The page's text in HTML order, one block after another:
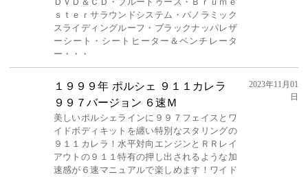
ｓｔｅｒサラウンドシステム・パノラミック
スライディングルーフ・ブラックナッパレザ
ーシート・シートヒーター＆ベンチレータ
ー・・・
１９９９年 ポルシェ ９１１カレラ
９９７バージョン ６速Ｍ
美しいポルシェラインに９９７フェイスとワ
イドボディキットを纏い特別なスタリングの
９１１カレラ！水平対向エンジンとＲＲレイ
アウトの９１１特有の押し出されるような加
速感が６速マニュアルで楽しめます！ワイド
2023年11月01
日